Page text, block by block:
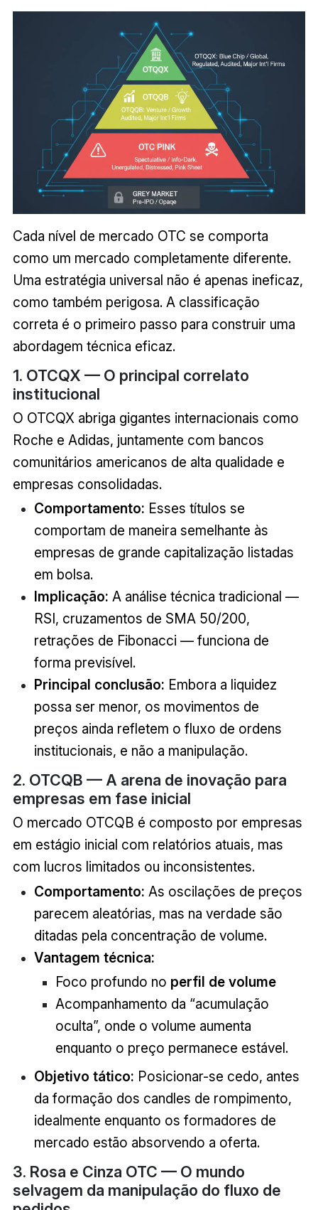
Cada nível de mercado OTC se comporta
como um mercado completamente diferente.
Uma estratégia universal não é apenas ineficaz,
como também perigosa. A classificação
correta é o primeiro passo para construir uma
abordagem técnica eficaz.
1. OTCQX — O principal correlato
institucional
O OTCQX abriga gigantes internacionais como
Roche e Adidas, juntamente com bancos
comunitários americanos de alta qualidade e
empresas consolidadas.
Comportamento: Esses títulos se
comportam de maneira semelhante às
empresas de grande capitalização listadas
em bolsa.
Implicação: A análise técnica tradicional —
RSI, cruzamentos de SMA 50/200,
retrações de Fibonacci — funciona de
forma previsível.
Principal conclusão: Embora a liquidez
possa ser menor, os movimentos de
preços ainda refletem o fluxo de ordens
institucionais, e não a manipulação.
2. OTCQB — A arena de inovação para
empresas em fase inicial
O mercado OTCQB é composto por empresas
em estágio inicial com relatórios atuais, mas
com lucros limitados ou inconsistentes.
Comportamento: As oscilações de preços
parecem aleatórias, mas na verdade são
ditadas pela concentração de volume.
Vantagem técnica:
Foco profundo no perfil de volume
Acompanhamento da “acumulação
oculta”, onde o volume aumenta
enquanto o preço permanece estável.
Objetivo tático: Posicionar-se cedo, antes
da formação dos candles de rompimento,
idealmente enquanto os formadores de
mercado estão absorvendo a oferta.
3. Rosa e Cinza OTC — O mundo
selvagem da manipulação do fluxo de